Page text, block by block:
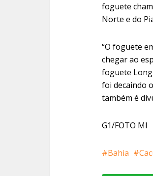
foguete
Norte e do
“O foguete
chegar ao
foguete
foi decaindo
também é
G1/FOTO MI
Bahia